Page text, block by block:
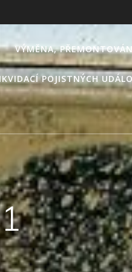
VÝMĚNA,
POJISTNÝCH